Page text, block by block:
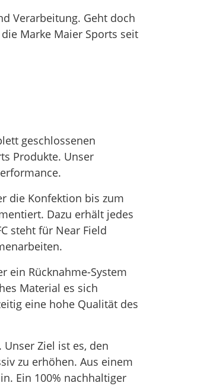
Verarbeitung. Geht doch
Marke Maier Sports seit
geschlossenen
Produkte. Unser
die Konfektion bis zum
Dazu erhält jedes
steht für Near Field
ein Rücknahme-System
Material es sich
eine hohe Qualität des
Ziel ist es, den
zu erhöhen. Aus einem
Ein 100% nachhaltiger